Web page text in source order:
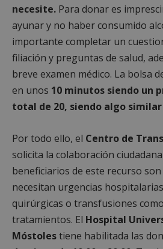
necesite. Para donar es
ayunar y no haber consumido
importante completar un
filiación y preguntas de salud,
breve examen médico. La bolsa
en unos 10 minutos siendo un
total de 20, siendo algo
Por todo ello, el Centro de
solicita la colaboración
beneficiarios de este recurso
necesitan urgencias
quirúrgicas o transfusiones
tratamientos. El Hospital
Móstolestiene habilitada las